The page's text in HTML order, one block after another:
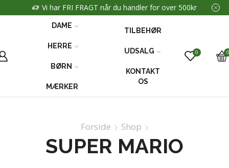
Vi har FRI FRAGT når du handler for over 500kr
DAME
HERRE
BØRN
MÆRKER
TILBEHØR
UDSALG
KONTAKT
OS
0 0
Forside Shop
SUPER MARIO